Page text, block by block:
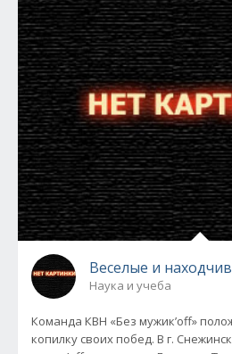
Веселые и
Наука и учеба
Команда КВН «Без мужик’off»
копилку своих побед. В г.